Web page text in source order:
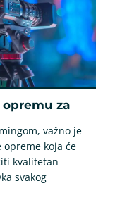
za
važno je
koja će
kvalitetan
svakog